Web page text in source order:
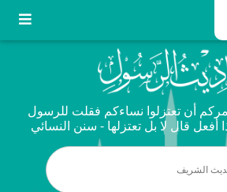
أن تعتزلوا نساءكم فقلت للرسول
أفعل قال لا بل تعتزلها - سنن النسائي